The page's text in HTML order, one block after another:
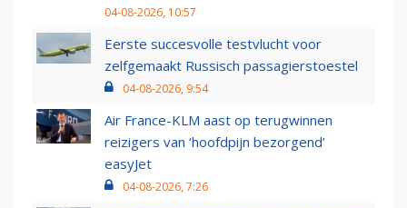
04-08-2026, 10:57
Eerste succesvolle testvlucht voor
zelfgemaakt Russisch passagierstoestel
04-08-2026, 9:54
Air France-KLM aast op terugwinnen
reizigers van ‘hoofdpijn bezorgend’
easyJet
04-08-2026, 7:26